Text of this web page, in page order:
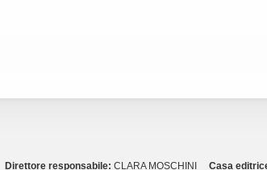
Direttore responsabile: CLARA MOSCHINI Casa